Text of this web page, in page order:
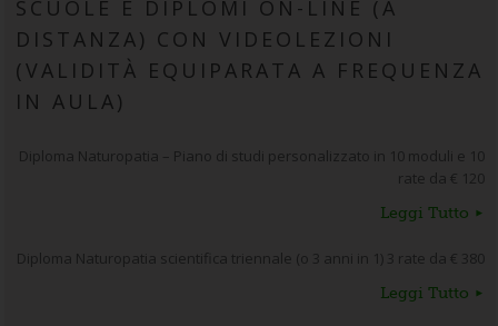
SCUOLE E DIPLOMI ON-LINE (A
DISTANZA) CON VIDEOLEZIONI
(VALIDITÀ EQUIPARATA A FREQUENZA
IN AULA)
Diploma Naturopatia – Piano di studi personalizzato in 10 moduli e 10
rate da € 120
Leggi Tutto
Diploma Naturopatia scientifica triennale (o 3 anni in 1) 3 rate da € 380
Leggi Tutto